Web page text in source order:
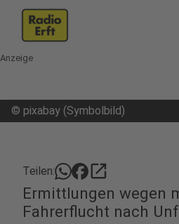
Anzeige
© pixabay (Symbolbild)
Teilen: open_in_new
Ermittlungen wegen
Fahrerflucht nach